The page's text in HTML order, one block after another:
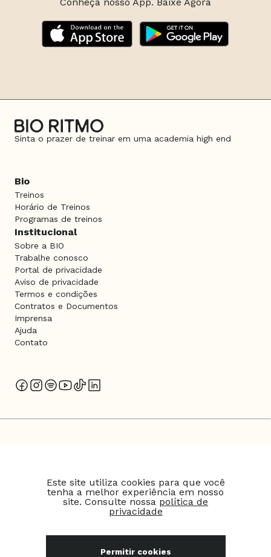
Sinta o prazer de treinar em uma academia high end
Bio
Treinos
Horário de Treinos
Programas de treinos
Institucional
Sobre a BIO
Trabalhe conosco
Portal de privacidade
Aviso de privacidade
Termos e condições
Contratos e Documentos
Imprensa
Ajuda
Contato
CNPJ: 07.594.978/0001-78
Este site utiliza cookies para que você
tenha a melhor experiência em nosso
site. Consulte nossa política de
privacidade
Permitir cookies